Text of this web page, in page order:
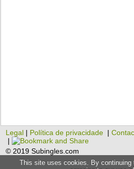
Legal | Política de privacidade |
|
© 2019 Subingles.com
This site uses cookies. By continuing